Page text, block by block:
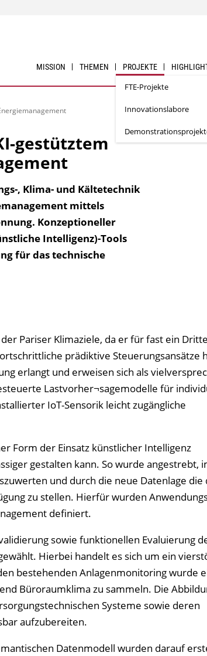
MISSION THEMEN PROJEKTE
FTE-Projekte
Innovationslabore
gestütztem
, Klima- und Kälte­technik
mittels
Konzeptioneller
Intelligenz)-Tools
für das technische
Pariser Klimaziele, da er für fast ein
prädiktive Steuerungsansätze
erlangt und erweisen sich als
Lastvorher¬sagemodelle für
IoT-Sensorik leicht zugängliche
Form der Einsatz künstlicher Intelligenz
gestalten kann. So wurde angestrebt,
und durch die neue Datenlage die
zu stellen. Hierfür wurden
definiert.
sowie funktionellen Evaluierung
Hierbei handelt es sich um ein
bestehenden Anlagenmonitoring wurde
Büroraumklima zu sammeln. Die
Systeme sowie deren
aufzubereiten.
Datenmodell wurden darauf